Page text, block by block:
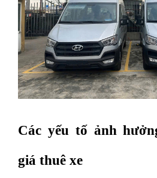
Các yếu tố ảnh
giá thuê xe